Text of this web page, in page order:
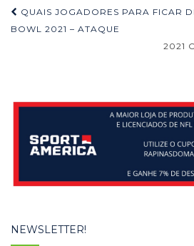
Navegação
de
QUAIS JOGADORES PARA FICAR
BOWL 2021 – ATAQUE
2021
NEWSLETTER!